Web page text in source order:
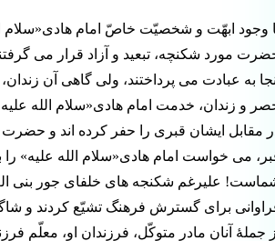
وجود ابهّت و شخصیّت خاصّ امام هادی«سلام
مورد شکنچه، تبعید و آزاد قرار می
آنجا به عبادت می پرداختند، ولی گاهی آن
و زندان، خدمت امام هادی«سلام الله
مقابل ایشان قبری را حفر کرده اند و
می خواست امام هادی«سلام الله علیه» را
علیرغم شکنجه های خلفای جور بنی
برای گسترش فرهنگ تشیّع کردند و
از جملۀ آنان مادر متوکّل، فرزندان او، معلّم